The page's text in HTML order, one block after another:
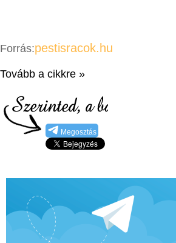
Forrás:pestisracok.hu
Tovább a cikkre »
Megosztás